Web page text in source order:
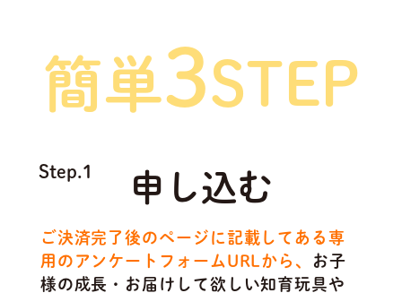
簡単3STEP
Step.1 申し込む
ご決済完了後のページに記載してある専
用のアンケートフォームURLから、
お子
様の成長・お届けして欲しい知育玩具や